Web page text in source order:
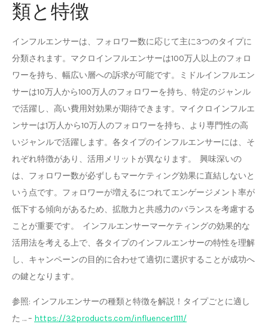
類と特徴
インフルエンサーは、フォロワー数に応じて主に3つのタイプに
分類されます。マクロインフルエンサーは100万人以上のフォロ
ワーを持ち、幅広い層への訴求が可能です。ミドルインフルエン
サーは10万人から100万人のフォロワーを持ち、特定のジャンル
で活躍し、高い費用対効果が期待できます。マイクロインフルエ
ンサーは1万人から10万人のフォロワーを持ち、より専門性の高
いジャンルで活躍します。各タイプのインフルエンサーには、そ
れぞれ特徴があり、活用メリットが異なります。 興味深いの
は、フォロワー数が必ずしもマーケティング効果に直結しないと
いう点です。フォロワーが増えるにつれてエンゲージメント率が
低下する傾向があるため、拡散力と共感力のバランスを考慮する
ことが重要です。 インフルエンサーマーケティングの効果的な
活用法を考える上で、各タイプのインフルエンサーの特性を理解
し、キャンペーンの目的に合わせて適切に選択することが成功へ
の鍵となります。
参照: インフルエンサーの種類と特徴を解説！タイプごとに適し
た … – https://32products.com/influencer1111/